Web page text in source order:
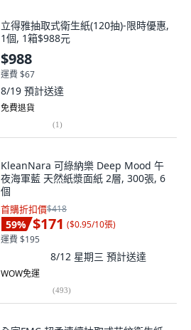
立得雅抽取式衛生紙(120抽)-限時優惠,
1個, 1箱$988元
$988
運費 $67
8/19 預計送達
免費退貨
(1)
KleanNara 可綠納樂 Deep Mood 午
夜海軍藍 天然紙漿面紙 2層, 300張, 6
個
首購折扣價$418
59% $171 ($0.95/10張)
運費 $195
8/12 星期三 預計送達
WOW免運
(493)